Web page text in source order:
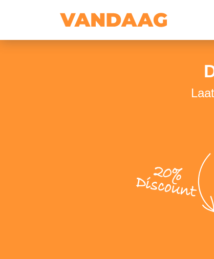
20%
Discount